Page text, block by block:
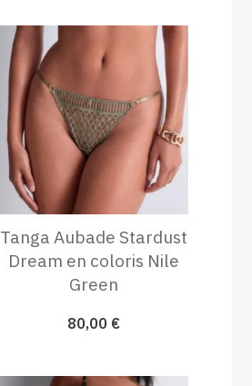
Tanga Aubade Stardust
Dream en coloris Nile
Green
80,00 €